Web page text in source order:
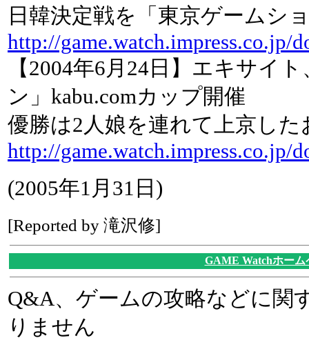
日韓決定戦を「東京ゲームシ
http://game.watch.impress.co.jp/
【2004年6月24日】エキサイ
ン」kabu.comカップ開催
優勝は2人娘を連れて上京した
http://game.watch.impress.co.jp/
(2005年1月31日)
[Reported by 滝沢修]
GAME Watchホーム
Q&A、ゲームの攻略などに関
りません